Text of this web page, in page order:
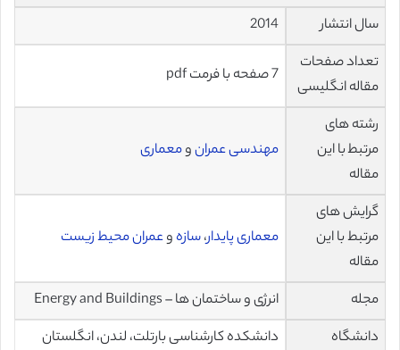
سال انتشار
2014
تعداد صفحات
مقاله انگلیسی
7 صفحه با فرمت pdf
رشته های
مرتبط با این
مقاله
مهندسی عمرانومعماری
گرایش های
مرتبط با این
مقاله
معماری پایدار،سازه وعمران محیط زیست
مجله
انرژی و ساختمان ها – Energy and Buildings
دانشگاه
دانشکدە کارشناسی بارتلت، لندن، انگلستان